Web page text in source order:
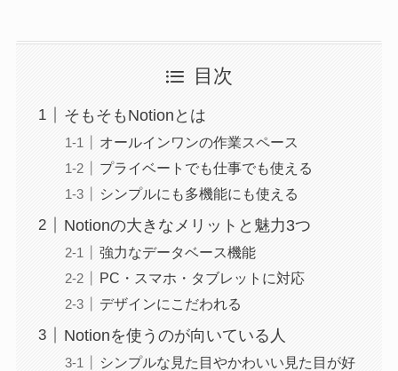
目次
そもそもNotionとは
オールインワンの作業スペース
プライベートでも仕事でも使える
シンプルにも多機能にも使える
Notionの大きなメリットと魅力3つ
強力なデータベース機能
PC・スマホ・タブレットに対応
デザインにこだわれる
Notionを使うのが向いている人
シンプルな見た目やかわいい見た目が好